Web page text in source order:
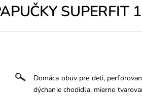
SUPERFIT
Domáca obuv pre deti,
dýchanie chodidla, mierne